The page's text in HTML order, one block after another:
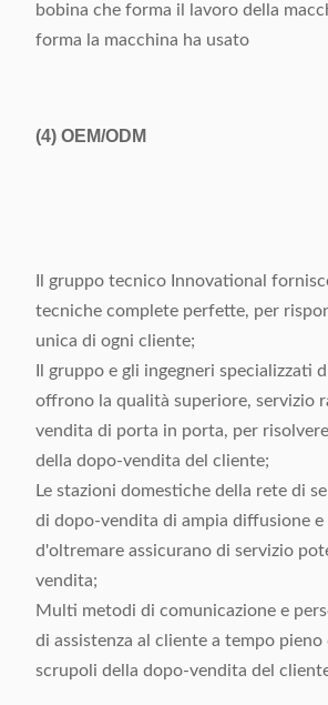
bobina che forma il lavoro della
forma la macchina ha usato
(4) OEM/ODM
Il gruppo tecnico Innovational
tecniche complete perfette, per
unica di ogni cliente;
Il gruppo e gli ingegneri specializzati
offrono la qualità superiore, servizio
vendita di porta in porta, per
della dopo-vendita del cliente;
Le stazioni domestiche della rete di
di dopo-vendita di ampia diffusione e
d'oltremare assicurano di servizio
vendita;
Multi metodi di comunicazione e
di assistenza al cliente a tempo pieno
scrupoli della dopo-vendita del